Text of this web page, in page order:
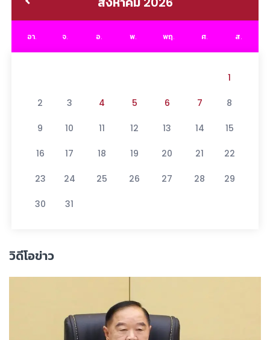
อา. จ. อ. พ. พฤ. ศ. ส.
1
2 3 4 5 6 7 8
9 10 11 12 13 14 15
16 17 18 19 20 21 22
23 24 25 26 27 28 29
30 31
วิดีโอข่าว